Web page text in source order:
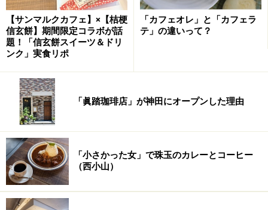
【サンマルクカフェ】×【桔梗
信玄餅】期間限定コラボが話
題！「信玄餅スイーツ＆ドリ
ンク」実食リポ
「カフェオレ」と「カフェラ
テ」の違いって？
「眞踏珈琲店」が神田にオープンした理由
「小さかった女」で珠玉のカレーとコーヒー
（西小山）